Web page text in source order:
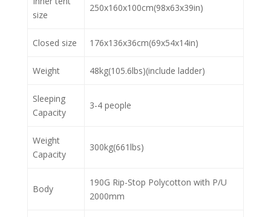
size
250x160x100cm(98x63x39in)
Closed size 176x136x36cm(69x54x14in)
Weight 48kg(105.6lbs)(include ladder)
Sleeping
Capacity
3-4 people
Weight
Capacity
300kg(661lbs)
Body
190G Rip-Stop Polycotton with P/U
2000mm